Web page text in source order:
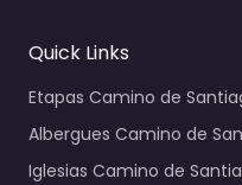
Quick Links
Etapas Camino de
Albergues Camino de
Iglesias Camino de